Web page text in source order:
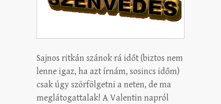
Sajnos ritkán szánok rá időt (biztos nem
lenne igaz, ha azt írnám, sosincs időm)
csak úgy szörfölgetni a neten, de ma
meglátogattalak! A Valentin napról